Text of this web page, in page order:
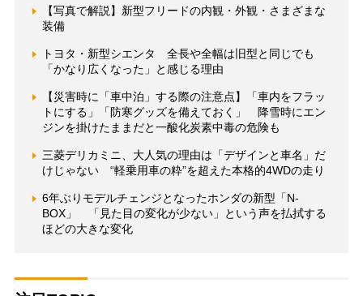
【写真で解説】新型フリードの内観・外観・さまざまな
装備
トヨタ・新型シエンタ 全長や全幅は旧型と同じでも
「かなり広くなった」と感じる理由
【災害時に「車中泊」する際の注意点】「車内をフラッ
トにする」「防寒グッズを備えておく」 降雪時にエン
ジンを掛けたままだと一酸化炭素中毒の危険も
三菱デリカミニ、大人気の理由は「デザインと車名」だ
けじゃない “軽乗用車の粋”を超えた本格的4WDの走り
6年ぶりモデルチェンジとなったホンダの新型「N-
BOX」 「見た目の変化が少ない」という声を払拭する
ほどの大きな変化